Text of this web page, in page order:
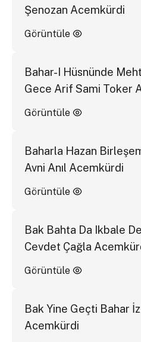
Şenozan Acemkürdi
Görüntüle
Bahar-I Hüsnünde
Gece Arif Sami Toker
Görüntüle
Baharla Hazan
Avni Anıl Acemkürdi
Görüntüle
Bak Bahta Da Ikbale
Cevdet Çağla
Görüntüle
Bak Yine Geçti Bahar
Acemkürdi